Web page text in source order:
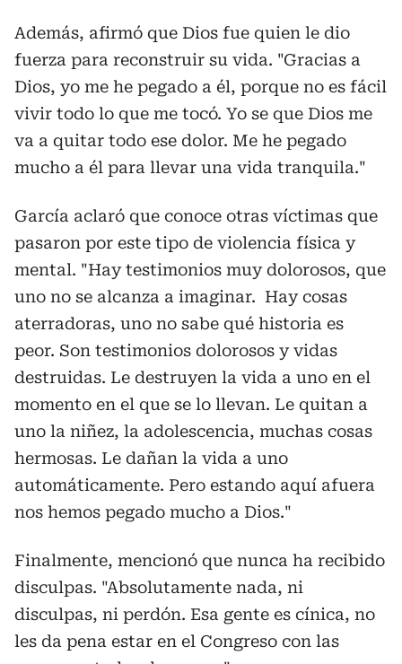
Además, afirmó que Dios fue quien le dio
fuerza para reconstruir su vida. "Gracias a
Dios, yo me he pegado a él, porque no es fácil
vivir todo lo que me tocó. Yo se que Dios me
va a quitar todo ese dolor. Me he pegado
mucho a él para llevar una vida tranquila."
García aclaró que conoce otras víctimas que
pasaron por este tipo de violencia física y
mental. "Hay testimonios muy dolorosos, que
uno no se alcanza a imaginar. Hay cosas
aterradoras, uno no sabe qué historia es
peor. Son testimonios dolorosos y vidas
destruidas. Le destruyen la vida a uno en el
momento en el que se lo llevan. Le quitan a
uno la niñez, la adolescencia, muchas cosas
hermosas. Le dañan la vida a uno
automáticamente. Pero estando aquí afuera
nos hemos pegado mucho a Dios."
Finalmente, mencionó que nunca ha recibido
disculpas. "Absolutamente nada, ni
disculpas, ni perdón. Esa gente es cínica, no
les da pena estar en el Congreso con las